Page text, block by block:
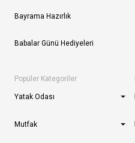
Bayrama Hazırlık
Babalar Günü Hediyeleri
Popüler Kategoriler
Yatak Odası
Mutfak